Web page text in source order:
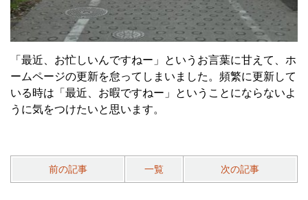
「最近、お忙しいんですねー」というお言葉に甘えて、ホ
ームページの更新を怠ってしまいました。頻繁に更新して
いる時は「最近、お暇ですねー」ということにならないよ
うに気をつけたいと思います。
前の記事 一覧 次の記事